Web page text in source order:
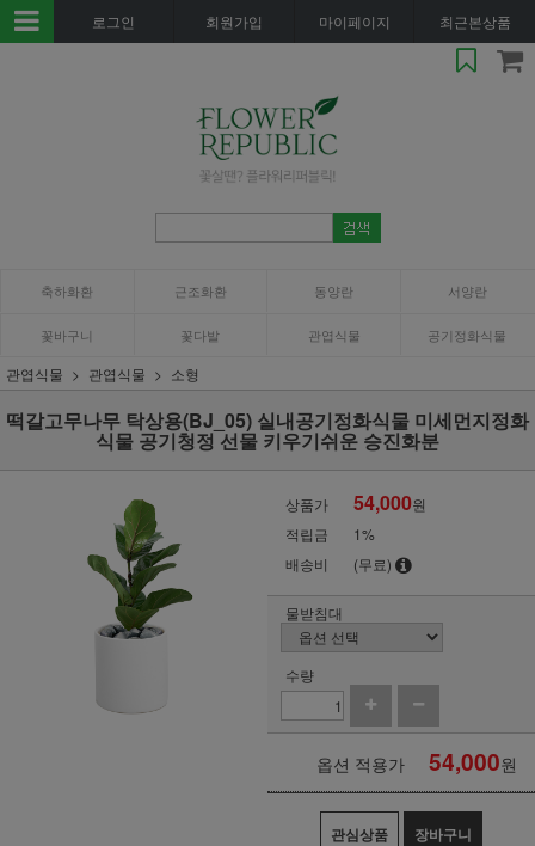
로그인 회원가입 마이페이지 최근본상품
축하화환 근조화환 동양란 서양란
꽃바구니 꽃다발 관엽식물 공기정화식물
관엽식물 관엽식물 소형
떡갈고무나무 탁상용(BJ_05) 실내공기정화식물 미세먼지정화
식물 공기청정 선물 키우기쉬운 승진화분
상품가 54,000원
적립금
1%
배송비
(무료)
물받침대
수량
옵션 적용가 54,000원
관심상품 장바구니